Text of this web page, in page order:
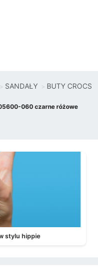
SANDAŁY BUTY CROCS
060 czarne różowe
stylu hippie